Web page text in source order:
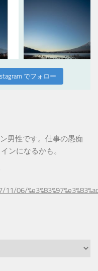
でフォロー
男性です。仕事の愚痴
ンになるかも。